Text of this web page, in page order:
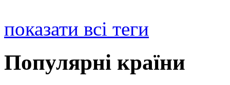
показати всі теги
Популярні країни